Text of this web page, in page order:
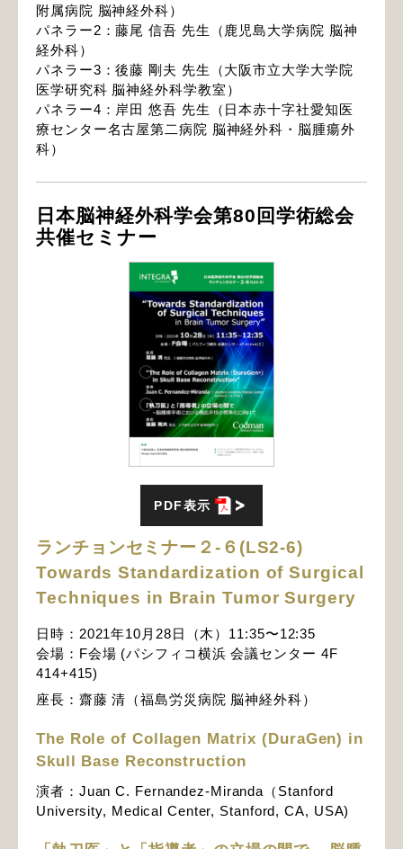
附属病院 脳神経外科）
パネラー2：藤尾 信吾 先生（鹿児島大学病院 脳神
経外科）
パネラー3：後藤 剛夫 先生（大阪市立大学大学院
医学研究科 脳神経外科学教室）
パネラー4：岸田 悠吾 先生（日本赤十字社愛知医
療センター名古屋第二病院 脳神経外科・脳腫瘍外
科）
日本脳神経外科学会第80回学術総会
共催セミナー
PDF表示
ランチョンセミナー２-６(LS2-6)
Towards Standardization of Surgical
Techniques in Brain Tumor Surgery
日時：2021年10月28日（木）11:35〜12:35
会場：F会場 (パシフィコ横浜 会議センター 4F
414+415)
座長：齋藤 清（福島労災病院 脳神経外科）
The Role of Collagen Matrix (DuraGen) in
Skull Base Reconstruction
演者：Juan C. Fernandez-Miranda（Stanford
University, Medical Center, Stanford, CA, USA)